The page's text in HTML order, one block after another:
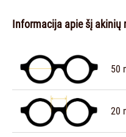
Informacija apie šį akinių
50
20